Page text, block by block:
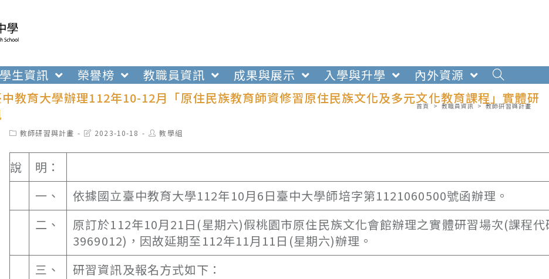
學生資訊 榮譽榜 教職員資訊 成果與展示 入學與升學
內外資源
教育大學辦理112年10-12月「原住民族教育師資修習原住民族文化及多元文化教育課程」實體研
首頁 > 教職員資訊 > 教師研習與計畫
Post教師研習與計畫
Post2023-10-18
Post教學組
說
明：
一、
依據國立臺中教育大學112年10月6日臺中大學師培字第1121060500號函辦理。
二、
原訂於112年10月21日(星期六)假桃園市原住民族文化會館辦理之實體研習場次(課程
3969012)，因故延期至112年11月11日(星期六)辦理。
三、
研習資訊及報名方式如下：